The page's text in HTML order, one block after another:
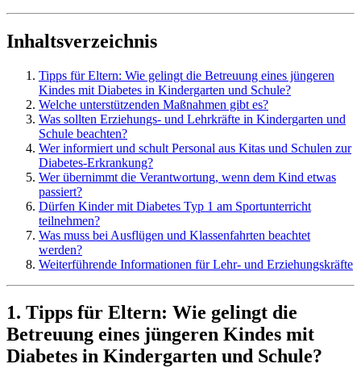
Inhaltsverzeichnis
Tipps für Eltern: Wie gelingt die Betreuung eines jüngeren
Kindes mit Diabetes in Kindergarten und Schule?
Welche unterstützenden Maßnahmen gibt es?
Was sollten Erziehungs- und Lehrkräfte in Kindergarten und
Schule beachten?
Wer informiert und schult Personal aus Kitas und Schulen zur
Diabetes-Erkrankung?
Wer übernimmt die Verantwortung, wenn dem Kind etwas
passiert?
Dürfen Kinder mit Diabetes Typ 1 am Sportunterricht
teilnehmen?
Was muss bei Ausflügen und Klassenfahrten beachtet
werden?
Weiterführende Informationen für Lehr- und Erziehungskräfte
1. Tipps für Eltern: Wie gelingt die
Betreuung eines jüngeren Kindes mit
Diabetes in Kindergarten und Schule?